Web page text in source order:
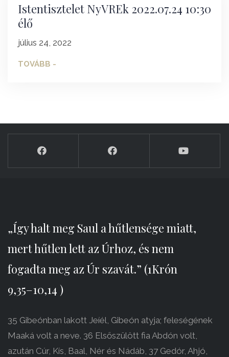
Istentisztelet NyVREk 2022.07.24 10:30
élő
július 24, 2022
TOVÁBB -
„Így halt meg Saul a hűtlensége miatt,
mert hűtlen lett az Úrhoz, és nem
fogadta meg az Úr szavát.” (1Krón
9,35–10,14 )
35 Gibeónban lakott Jeíél, Gibeón atyja; feleségének
Maaká volt a neve. 36 Elsőszülött fia Abdón volt,
azután Cúr, Kís, Baal, Nér és Nádáb, 37 Gedór, Ahjó,